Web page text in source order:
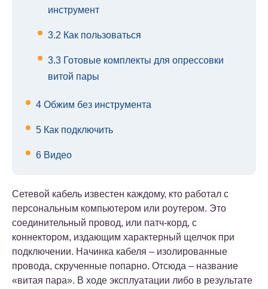
инструмент
3.2 Как пользоваться
3.3 Готовые комплекты для опрессовки
витой пары
4 Обжим без инструмента
5 Как подключить
6 Видео
Сетевой кабель известен каждому, кто работал с
персональным компьютером или роутером. Это
соединительный провод, или патч-корд, с
коннектором, издающим характерный щелчок при
подключении. Начинка кабеля – изолированные
провода, скрученные попарно. Отсюда – название
«витая пара». В ходе эксплуатации либо в результате